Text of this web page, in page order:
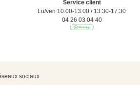
Service client
Lu/ven 10:00-13:00 / 13:30-17:30
04 26 03 04 40
sociaux